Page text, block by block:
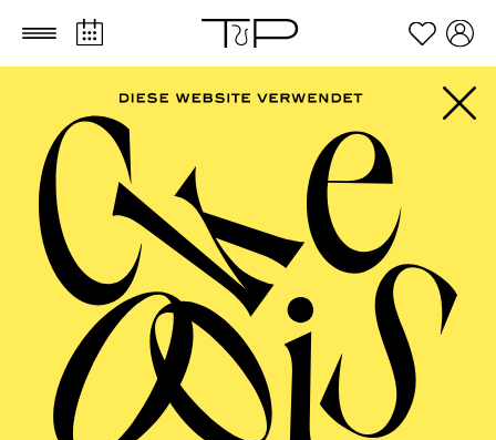
Zum Hauptinhalt springen Zum Footer springen
PHILHARMONIE